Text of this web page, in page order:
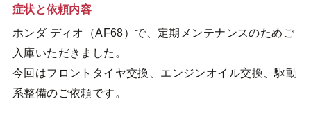
症状と依頼内容
ホンダ ディオ（AF68）で、定期メンテナンスのためご
入庫いただきました。
今回はフロントタイヤ交換、エンジンオイル交換、駆動
系整備のご依頼です。